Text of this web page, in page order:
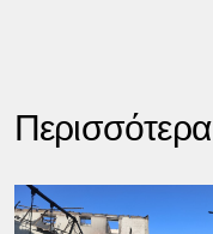
Περισσότερα